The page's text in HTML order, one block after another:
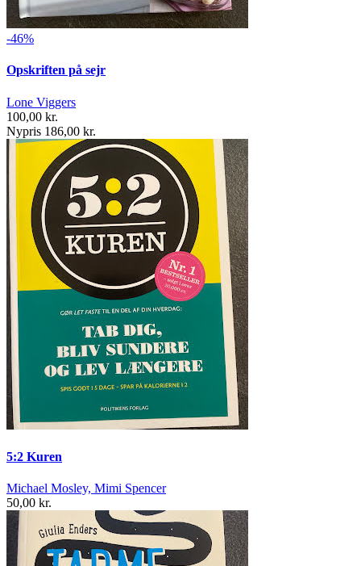
-46%
Opskriften på sejr
Lone Viggers
100,00 kr.
Nypris 186,00 kr.
5:2 Kuren
Michael Mosley, Mimi Spencer
50,00 kr.